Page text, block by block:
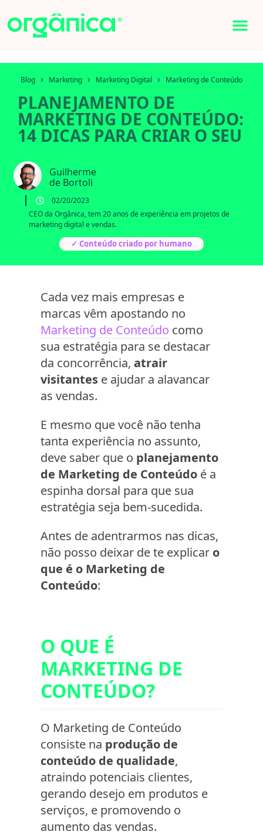
Blog › Marketing › Marketing Digital › Marketing de Conteúdo
PLANEJAMENTO DE
MARKETING DE CONTEÚDO:
14 DICAS PARA CRIAR O SEU
Guilherme
de Bortoli
02/20/2023
CEO da Orgânica, tem 20 anos de experiência em projetos de
marketing digital e vendas.
✓ Conteúdo criado por humano
Cada vez mais empresas e
marcas vêm apostando no
Marketing de Conteúdo como
sua estratégia para se destacar
da concorrência, atrair
visitantes e ajudar a alavancar
as vendas.
E mesmo que você não tenha
tanta experiência no assunto,
deve saber que o planejamento
de Marketing de Conteúdo é a
espinha dorsal para que sua
estratégia seja bem-sucedida.
Antes de adentrarmos nas dicas,
não posso deixar de te explicar o
que é o Marketing de
Conteúdo:
O QUE É
MARKETING DE
CONTEÚDO?
O Marketing de Conteúdo
consiste na produção de
conteúdo de qualidade,
atraindo potenciais clientes,
gerando desejo em produtos e
serviços, e promovendo o
aumento das vendas.